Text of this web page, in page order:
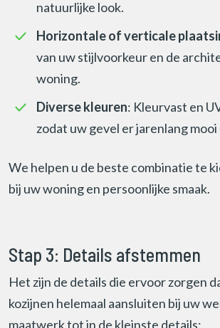
natuurlijke look.
Horizontale of verticale
van uw stijlvoorkeur en de
woning.
Diverse kleuren: Kleurvast en
zodat uw gevel er jarenlang
We helpen u de beste combinatie te
bij uw woning en persoonlijke smaak.
Stap 3: Details afstemmen
Het zijn de details die ervoor zorgen
kozijnen helemaal aansluiten bij uw
maatwerk tot in de kleinste details: